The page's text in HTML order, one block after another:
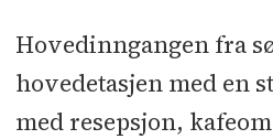
Hovedinngangen fra
hovedetasjen med en
med resepsjon,